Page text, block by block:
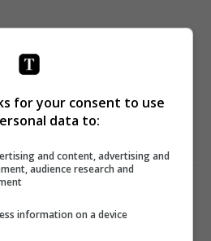
for your consent to use
data to:
and content, advertising and
audience research and
information on a device